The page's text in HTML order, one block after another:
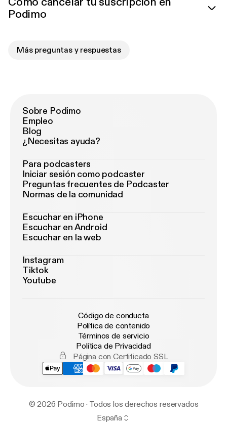
Podimo
Más preguntas y respuestas
Sobre Podimo
Empleo
Blog
¿Necesitas ayuda?
Para podcasters
Iniciar sesión como podcaster
Preguntas frecuentes de Podcaster
Normas de la comunidad
Escuchar en iPhone
Escuchar en Android
Escuchar en la web
Instagram
Tiktok
Youtube
Código de conducta
Política de contenido
Términos de servicio
Política de Privacidad
Página con Certificado SSL
© 2026 Podimo · Todos los derechos reservados
España